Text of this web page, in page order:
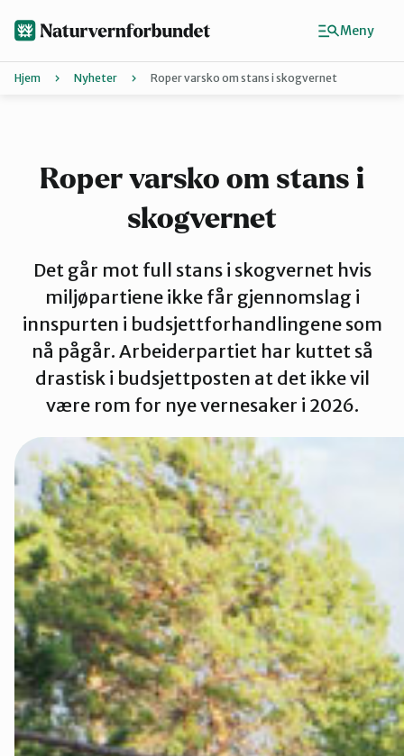
Finn ditt lokallag
Støtt oss
Finnmark
Hordaland
Nordland
Oslo og
Sogn og
Trøndelag
Hjem Nyheter Roper varsko om stans i skogvernet
Roper varsko om stans i
skogvernet
Det går mot full stans i skogvernet hvis
miljøpartiene ikke får gjennomslag i
innspurten i budsjettforhandlingene som
nå pågår. Arbeiderpartiet har kuttet så
drastisk i budsjettposten at det ikke vil
være rom for nye vernesaker i 2026.